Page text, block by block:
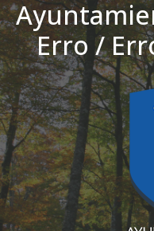
Erro /
Ir al contenido